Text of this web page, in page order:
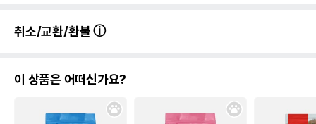
취소/교환/환불
이 상품은 어떠신가요?